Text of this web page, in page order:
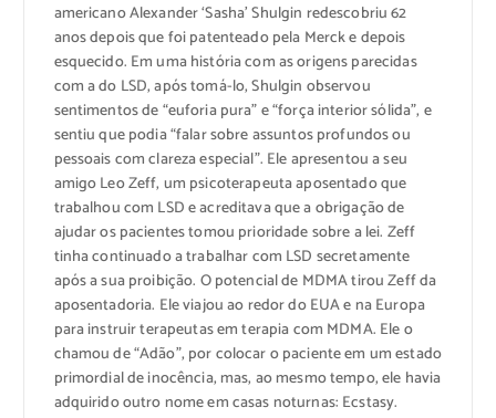
americano Alexander ‘Sasha’ Shulgin redescobriu 62
anos depois que foi patenteado pela Merck e depois
esquecido. Em uma história com as origens parecidas
com a do LSD, após tomá-lo, Shulgin observou
sentimentos de “euforia pura” e “força interior sólida”, e
sentiu que podia “falar sobre assuntos profundos ou
pessoais com clareza especial”. Ele apresentou a seu
amigo Leo Zeff, um psicoterapeuta aposentado que
trabalhou com LSD e acreditava que a obrigação de
ajudar os pacientes tomou prioridade sobre a lei. Zeff
tinha continuado a trabalhar com LSD secretamente
após a sua proibição. O potencial de MDMA tirou Zeff da
aposentadoria. Ele viajou ao redor do EUA e na Europa
para instruir terapeutas em terapia com MDMA. Ele o
chamou de “Adão”, por colocar o paciente em um estado
primordial de inocência, mas, ao mesmo tempo, ele havia
adquirido outro nome em casas noturnas: Ecstasy.